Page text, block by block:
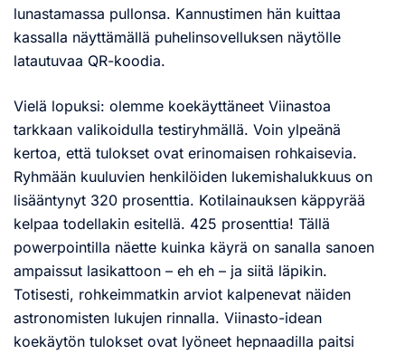
lunastamassa pullonsa. Kannustimen hän kuittaa
kassalla näyttämällä puhelinsovelluksen näytölle
latautuvaa QR-koodia.
Vielä lopuksi: olemme koekäyttäneet Viinastoa
tarkkaan valikoidulla testiryhmällä. Voin ylpeänä
kertoa, että tulokset ovat erinomaisen rohkaisevia.
Ryhmään kuuluvien henkilöiden lukemishalukkuus on
lisääntynyt 320 prosenttia. Kotilainauksen käppyrää
kelpaa todellakin esitellä. 425 prosenttia! Tällä
powerpointilla näette kuinka käyrä on sanalla sanoen
ampaissut lasikattoon – eh eh – ja siitä läpikin.
Totisesti, rohkeimmatkin arviot kalpenevat näiden
astronomisten lukujen rinnalla. Viinasto-idean
koekäytön tulokset ovat lyöneet hepnaadilla paitsi